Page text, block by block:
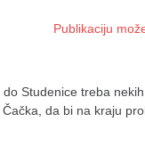
Publikaciju
Studenice treba
da bi na kraju